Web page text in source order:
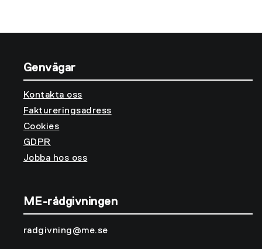
Genvägar
Kontakta oss
Faktureringsadress
Cookies
GDPR
Jobba hos oss
ME-rådgivningen
radgivning@me.se